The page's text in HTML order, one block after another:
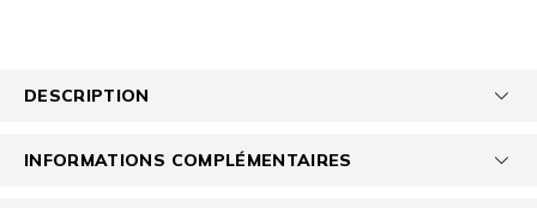
DESCRIPTION
INFORMATIONS COMPLÉMENTAIRES